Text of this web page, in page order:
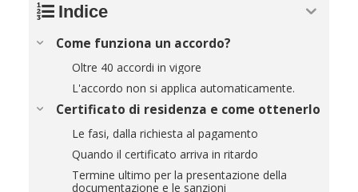
Indice
Come funziona un accordo?
Oltre 40 accordi in vigore
L'accordo non si applica automaticamente.
Certificato di residenza e come ottenerlo
Le fasi, dalla richiesta al pagamento
Quando il certificato arriva in ritardo
Termine ultimo per la presentazione della
documentazione e le sanzioni